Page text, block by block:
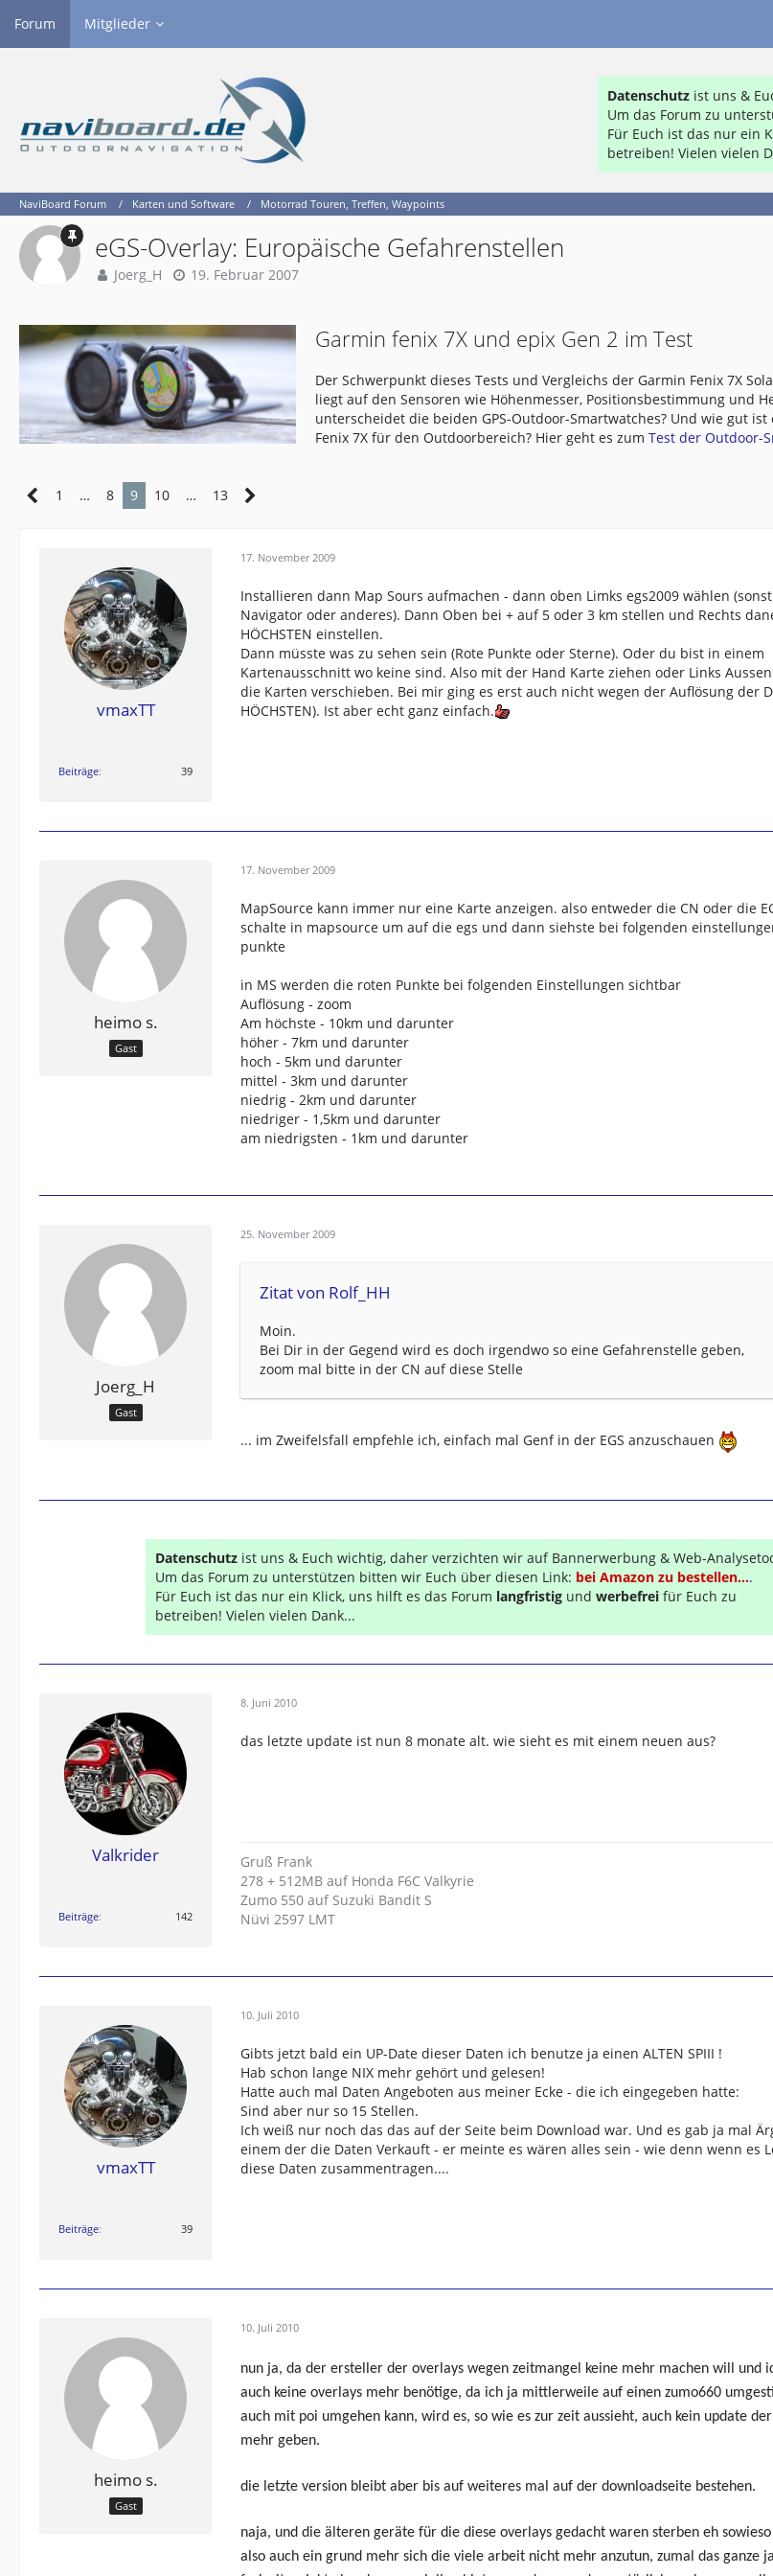
Forum Mitglieder
Datenschutz ist uns &
Um das Forum zu
Für Euch ist das nur ein
betreiben! Vielen vielen
NaviBoard Forum Karten und Software Motorrad Touren, Treffen, Waypoints
eGS-Overlay: Europäische Gefahrenstellen
Joerg_H 19. Februar 2007
Garmin fenix 7X und epix Gen 2 im Test
Der Schwerpunkt dieses Tests und Vergleichs der Garmin Fenix 7X
liegt auf den Sensoren wie Höhenmesser, Positionsbestimmung und
unterscheidet die beiden GPS-Outdoor-Smartwatches? Und wie gut
Fenix 7X für den Outdoorbereich? Hier geht es zumTest der Outdoor-
1 … 8 9 10 … 13
vmaxTT
Beiträge 39
17. November 2009
Installieren dann Map Sours aufmachen - dann oben Limks egs2009 wählen
Navigator oder anderes). Dann Oben bei + auf 5 oder 3 km stellen und Rechts
HÖCHSTEN einstellen.
Dann müsste was zu sehen sein (Rote Punkte oder Sterne). Oder du bist in einem
Kartenausschnitt wo keine sind. Also mit der Hand Karte ziehen oder Links
die Karten verschieben. Bei mir ging es erst auch nicht wegen der Auflösung der
HÖCHSTEN). Ist aber echt ganz einfach.
heimo s.
Gast
17. November 2009
MapSource kann immer nur eine Karte anzeigen. also entweder die CN oder die
schalte in mapsource um auf die egs und dann siehste bei folgenden
punkte
in MS werden die roten Punkte bei folgenden Einstellungen sichtbar
Auflösung - zoom
Am höchste - 10km und darunter
höher - 7km und darunter
hoch - 5km und darunter
mittel - 3km und darunter
niedrig - 2km und darunter
niedriger - 1,5km und darunter
am niedrigsten - 1km und darunter
Joerg_H
Gast
25. November 2009
Zitat von Rolf_HH
Moin.
Bei Dir in der Gegend wird es doch irgendwo so eine Gefahrenstelle geben,
zoom mal bitte in der CN auf diese Stelle
... im Zweifelsfall empfehle ich, einfach mal Genf in der EGS anzuschauen
Datenschutz ist uns & Euch wichtig, daher verzichten wir auf Bannerwerbung & Web-
Um das Forum zu unterstützen bitten wir Euch über diesen Link: bei Amazon zu bestellen....
Für Euch ist das nur ein Klick, uns hilft es das Forum langfristig und werbefrei für Euch zu
betreiben! Vielen vielen Dank...
Valkrider
Beiträge 142
8. Juni 2010
das letzte update ist nun 8 monate alt. wie sieht es mit einem neuen aus?
Gruß Frank
278 + 512MB auf Honda F6C Valkyrie
Zumo 550 auf Suzuki Bandit S
Nüvi 2597 LMT
vmaxTT
Beiträge 39
10. Juli 2010
Gibts jetzt bald ein UP-Date dieser Daten ich benutze ja einen ALTEN SPIII !
Hab schon lange NIX mehr gehört und gelesen!
Hatte auch mal Daten Angeboten aus meiner Ecke - die ich eingegeben hatte:
Sind aber nur so 15 Stellen.
Ich weiß nur noch das das auf der Seite beim Download war. Und es gab ja mal
einem der die Daten Verkauft - er meinte es wären alles sein - wie denn wenn es
diese Daten zusammentragen....
heimo s.
Gast
10. Juli 2010
nun ja, da der ersteller der overlays wegen zeitmangel keine mehr machen will und
auch keine overlays mehr benötige, da ich ja mittlerweile auf einen zumo660
auch mit poi umgehen kann, wird es, so wie es zur zeit aussieht, auch kein update
mehr geben.
die letzte version bleibt aber bis auf weiteres mal auf der downloadseite bestehen.
naja, und die älteren geräte für die diese overlays gedacht waren sterben eh sowieso
also auch ein grund mehr sich die viele arbeit nicht mehr anzutun, zumal das ganze